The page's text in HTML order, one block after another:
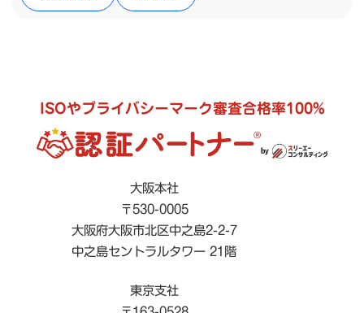
ISOやプライバシーマーク審査合格率100%
大阪本社
〒530-0005
大阪府大阪市北区中之島2-2-7
中之島セントラルタワー 21階
東京支社